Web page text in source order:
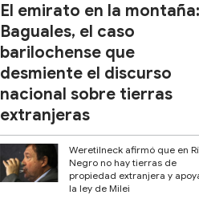
El emirato en la montaña:
Baguales, el caso
barilochense que
desmiente el discurso
nacional sobre tierras
extranjeras
Weretilneck afirmó que en
Negro no hay tierras de
propiedad extranjera y
la ley de Milei